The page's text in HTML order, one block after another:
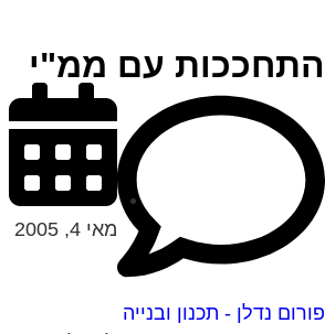
עם ממ"י
נדלן - תכנון ובנייה
מאי 4, 2005